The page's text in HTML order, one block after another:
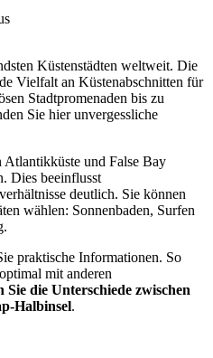
Küstenstädten weltweit. Die
Vielfalt an Küstenabschnitten für
Stadtpromenaden bis zu
Sie hier unvergessliche
und False Bay
Dies beeinflusst
deutlich. Sie können
wählen: Sonnenbaden, Surfen
praktische Informationen. So
mit anderen
Sie die Unterschiede zwischen
Halbinsel.